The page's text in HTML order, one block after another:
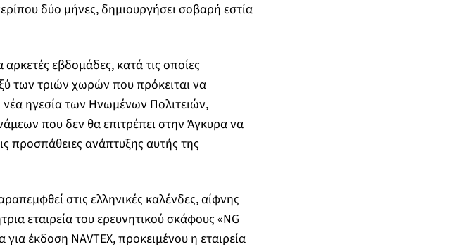
δύο μήνες, δημιουργήσει σοβαρή εστία
εβδομάδες, κατά τις οποίες
των τριών χωρών που πρόκειται να
ηγεσία των Ηνωμένων Πολιτειών,
που δεν θα επιτρέπει στην Άγκυρα να
προσπάθειες ανάπτυξης αυτής της
στις ελληνικές καλένδες, αίφνης
εταιρεία του ερευνητικού σκάφους «NG
έκδοση NAVTEX, προκειμένου η εταιρεία